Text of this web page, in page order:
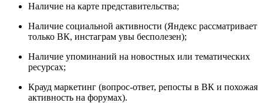
Наличие на карте представительства;
Наличие социальной активности (Яндекс рассматривает
только ВК, инстаграм увы бесполезен);
Наличие упоминаний на новостных или тематических
ресурсах;
Крауд маркетинг (вопрос-ответ, репосты в ВК и похожая
активность на форумах).